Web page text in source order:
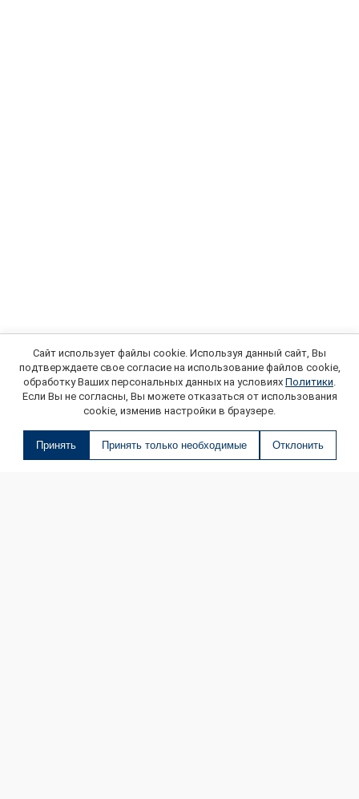
Сайт использует файлы cookie. Используя данный сайт, Вы
подтверждаете свое согласие на использование файлов cookie,
обработку Ваших персональных данных на условиях Политики.
Если Вы не согласны, Вы можете отказаться от использования
cookie, изменив настройки в браузере.
Принять Принять только необходимые Отклонить